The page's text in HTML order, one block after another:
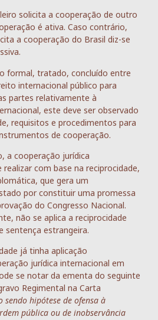
solicita a cooperação de outro
é ativa. Caso contrário,
a cooperação do Brasil diz-se
formal, tratado, concluído entre
internacional público para
partes relativamente à
este deve ser observado
requisitos e procedimentos para
de cooperação.
a cooperação jurídica
com base na reciprocidade,
que gera um
por constituir uma promessa
do Congresso Nacional.
não se aplica a reciprocidade
sentença estrangeira.
já tinha aplicação
jurídica internacional em
se notar da ementa do seguinte
Regimental na Carta
sendo hipótese de ofensa à
pública ou de inobservância